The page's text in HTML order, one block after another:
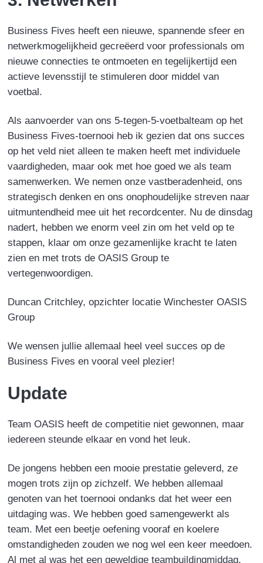
Business Fives heeft een nieuwe, spannende sfeer en
netwerkmogelijkheid gecreëerd voor professionals om
nieuwe connecties te ontmoeten en tegelijkertijd een
actieve levensstijl te stimuleren door middel van
voetbal.
Als aanvoerder van ons 5-tegen-5-voetbalteam op het
Business Fives-toernooi heb ik gezien dat ons succes
op het veld niet alleen te maken heeft met individuele
vaardigheden, maar ook met hoe goed we als team
samenwerken. We nemen onze vastberadenheid, ons
strategisch denken en ons onophoudelijke streven naar
uitmuntendheid mee uit het recordcenter. Nu de dinsdag
nadert, hebben we enorm veel zin om het veld op te
stappen, klaar om onze gezamenlijke kracht te laten
zien en met trots de OASIS Group te
vertegenwoordigen.
Duncan Critchley, opzichter locatie Winchester OASIS
Group
We wensen jullie allemaal heel veel succes op de
Business Fives en vooral veel plezier!
Update
Team OASIS heeft de competitie niet gewonnen, maar
iedereen steunde elkaar en vond het leuk.
De jongens hebben een mooie prestatie geleverd, ze
mogen trots zijn op zichzelf. We hebben allemaal
genoten van het toernooi ondanks dat het weer een
uitdaging was. We hebben goed samengewerkt als
team. Met een beetje oefening vooraf en koelere
omstandigheden zouden we nog wel een keer meedoen.
Al met al was het een geweldige teambuildingmiddag.